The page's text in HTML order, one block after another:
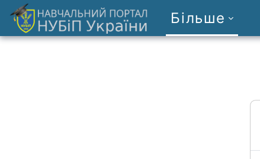
Перейти до головного вмісту
Більше